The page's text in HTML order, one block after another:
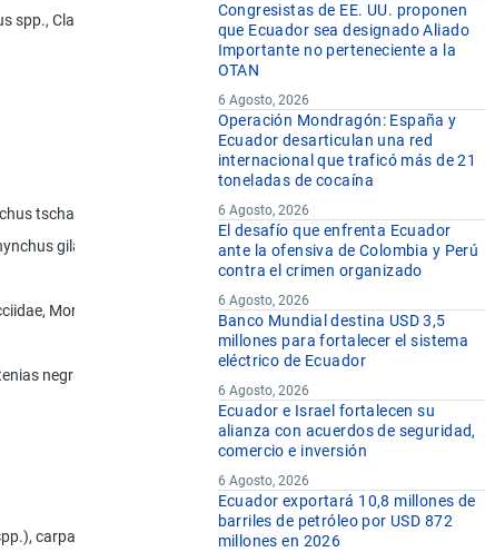
Clarias spp., Ictalurus spp.), carpas (Cyprinus spp.,
tschawytscha, Oncorhynchus kisutch, Oncorhynchus masou y
gilae, Oncorhynchus apache y Oncorhynchus chrysogaster)
Moridae y Muraenolepididae
negras) (Dissostichus spp.)
carpas (Cyprinus spp., Carassius spp., Ctenopharyngodon
Congresistas de EE. UU. proponen
que Ecuador sea designado Aliado
Importante no perteneciente a la
OTAN
6 Agosto, 2026
Operación Mondragón: España y
Ecuador desarticulan una red
internacional que traficó más de 21
toneladas de cocaína
6 Agosto, 2026
El desafío que enfrenta Ecuador
ante la ofensiva de Colombia y Perú
contra el crimen organizado
6 Agosto, 2026
Banco Mundial destina USD 3,5
millones para fortalecer el sistema
eléctrico de Ecuador
6 Agosto, 2026
Ecuador e Israel fortalecen su
alianza con acuerdos de seguridad,
comercio e inversión
6 Agosto, 2026
Ecuador exportará 10,8 millones de
barriles de petróleo por USD 872
millones en 2026